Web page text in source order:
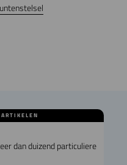
dan duizend particuliere